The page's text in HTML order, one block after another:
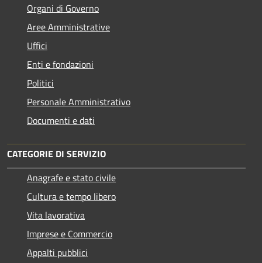
Organi di Governo
Aree Amministrative
Uffici
Enti e fondazioni
Politici
Personale Amministrativo
Documenti e dati
CATEGORIE DI SERVIZIO
Anagrafe e stato civile
Cultura e tempo libero
Vita lavorativa
Imprese e Commercio
Appalti pubblici